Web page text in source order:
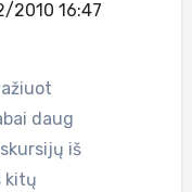
2010 16:47
daug
iš
kitų